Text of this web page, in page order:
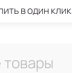
в один клик